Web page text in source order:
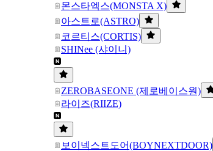
몬스타엑스(MONSTA X)
아스트로(ASTRO)
코르티스(CORTIS)
SHINee (샤이니)
ZEROBASEONE (제로베이스원)
라이즈(RIIZE)
보이넥스트도어(BOYNEXTDOOR)